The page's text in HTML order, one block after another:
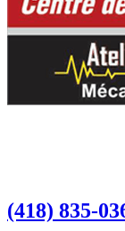
(418) 835-